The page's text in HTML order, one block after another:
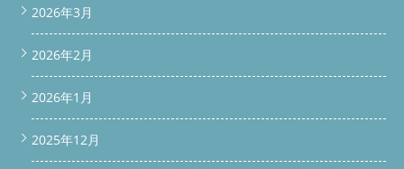
2026年3月
2026年2月
2026年1月
2025年12月